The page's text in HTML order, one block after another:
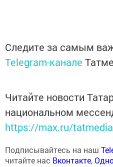
Следите за самым
Telegram-канале
Читайте новости
национальном
https://max.ru/tatmedia
Подписывайтесь на наш
читайте нас Вконтакте,